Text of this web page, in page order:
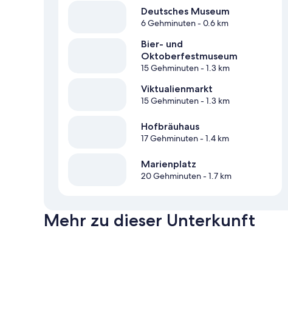
Deutsches Museum
6 Gehminuten- 0.6 km
Bier- und
Oktoberfestmuseum
15 Gehminuten- 1.3 km
Viktualienmarkt
15 Gehminuten- 1.3 km
Hofbräuhaus
17 Gehminuten- 1.4 km
Marienplatz
20 Gehminuten- 1.7 km
Mehr zu dieser Unterkunft